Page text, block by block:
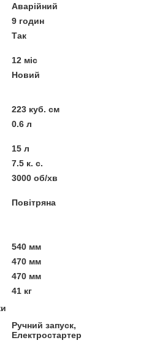
Аварійний
9 годин
Так
12 міс
Новий
223 куб. см
0.6 л
15 л
7.5 к. с.
3000 об/хв
Повітряна
540 мм
470 мм
470 мм
41 кг
Ручний запуск,
Електростартер